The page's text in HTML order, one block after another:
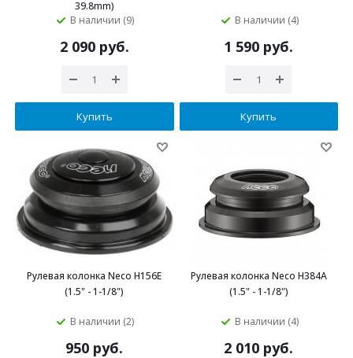
39.8mm)
В наличии (9)
2 090 руб.
Купить
В наличии (4)
1 590 руб.
Купить
Рулевая колонка Neco H156E
(1.5" - 1-1/8")
В наличии (2)
950 руб.
Рулевая колонка Neco H384A
(1.5" - 1-1/8")
В наличии (4)
2 010 руб.